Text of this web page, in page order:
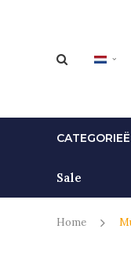
Sale
Home